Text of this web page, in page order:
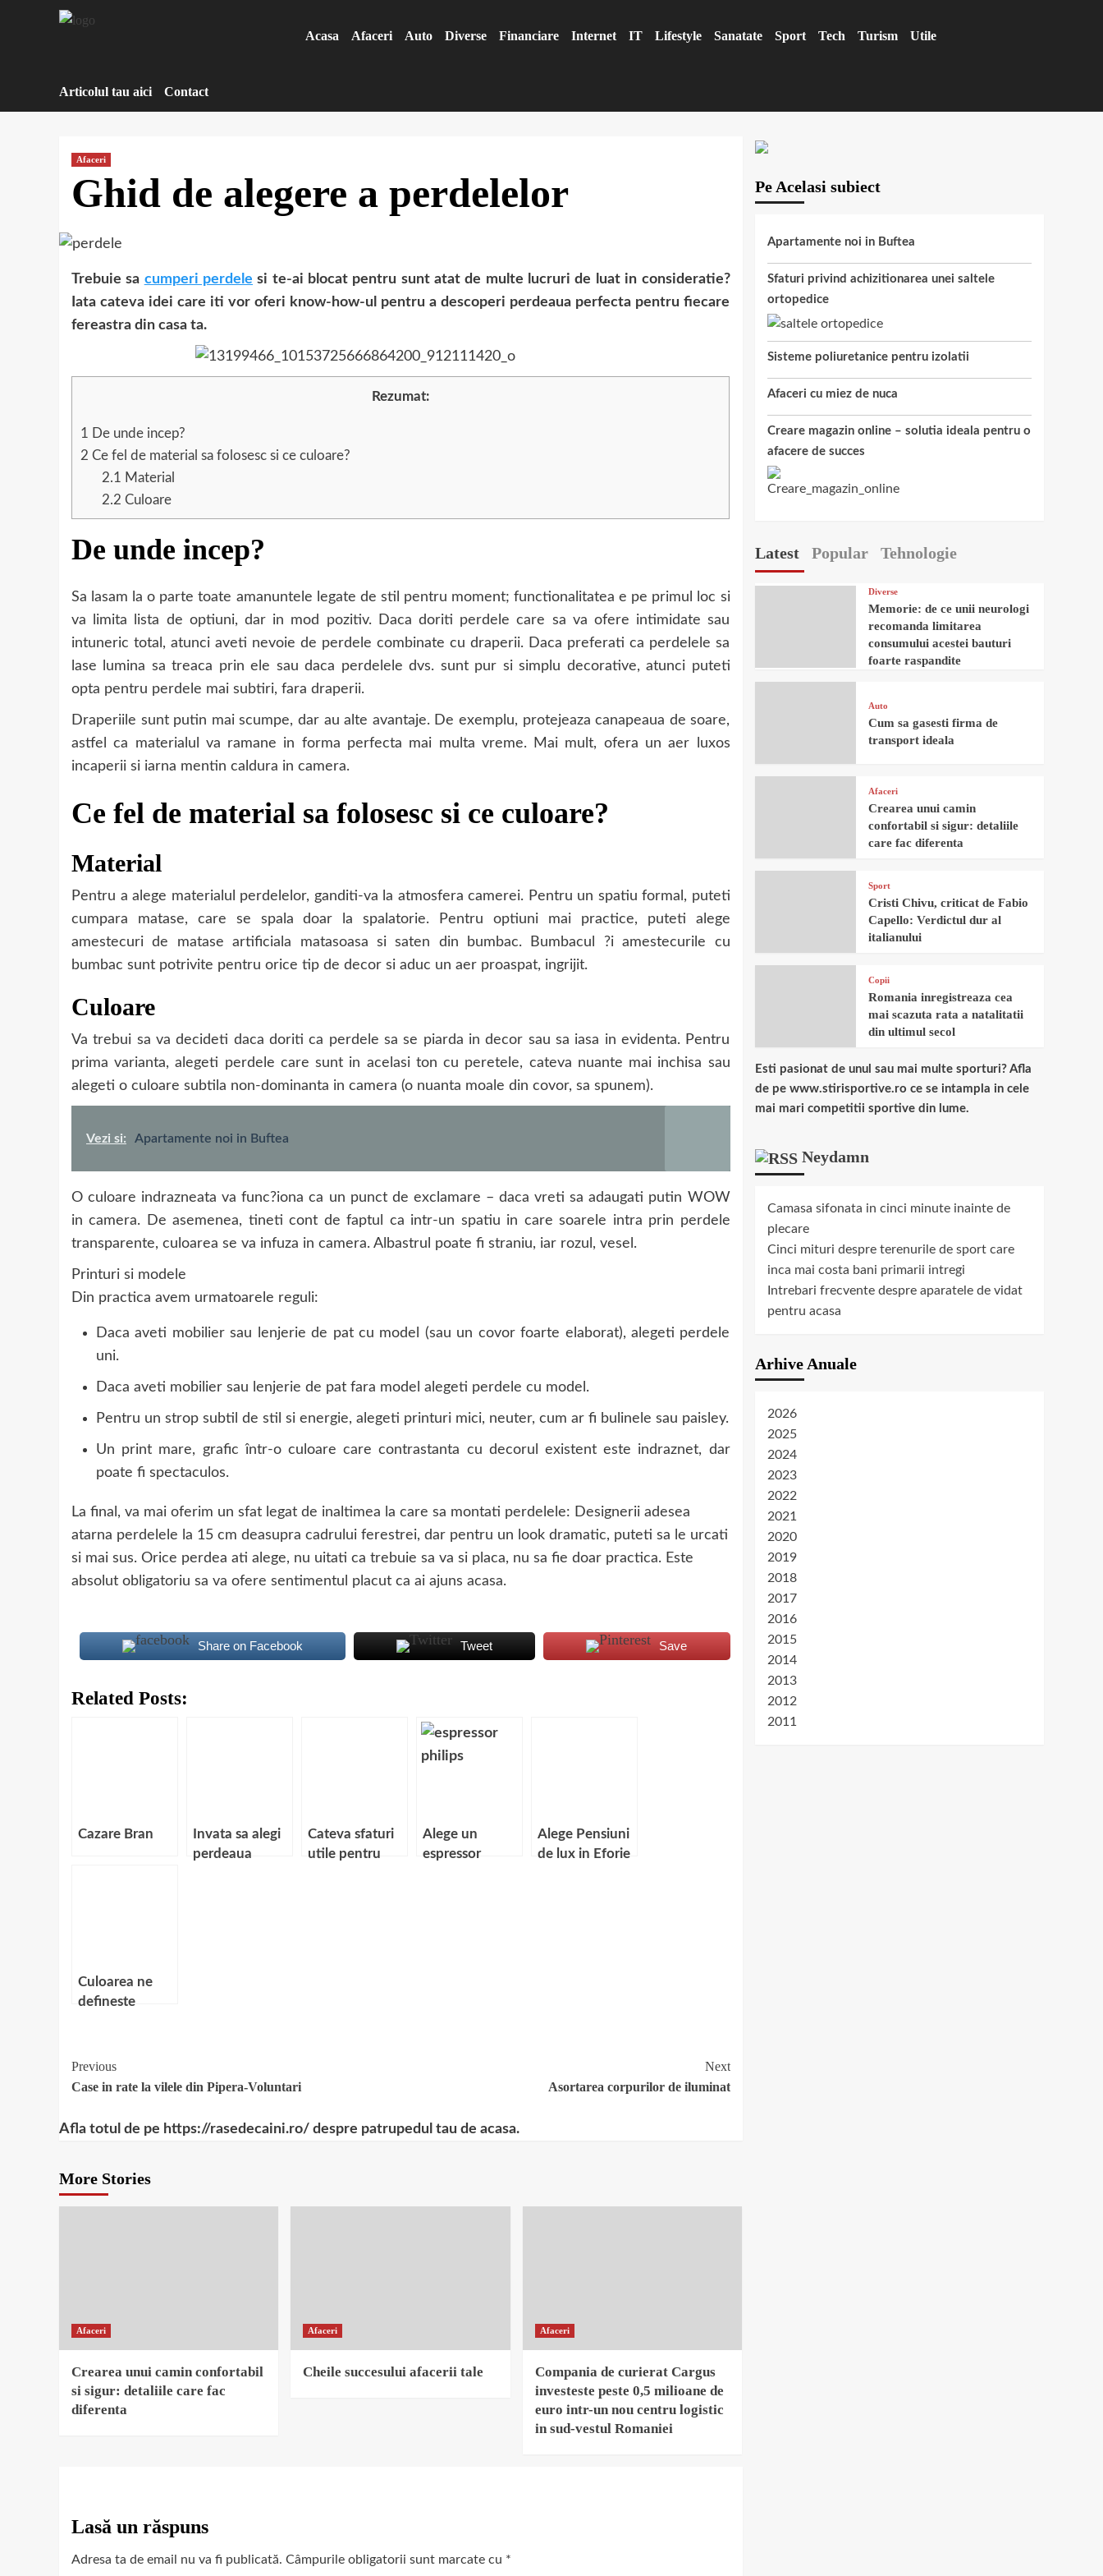
Acasa Afaceri Auto Diverse Financiare Internet IT Lifestyle Sanatate Sport Tech Turism Utile
Articolul tau aici Contact
Afaceri
Ghid de alegere a perdelelor
Trebuie sa cumperi perdele si te-ai blocat pentru sunt atat de multe lucruri de luat in consideratie?
Iata cateva idei care iti vor oferi know-how-ul pentru a descoperi perdeaua perfecta pentru fiecare
fereastra din casa ta.
Rezumat:
1 De unde incep?
2 Ce fel de material sa folosesc si ce culoare?
2.1 Material
2.2 Culoare
De unde incep?
Sa lasam la o parte toate amanuntele legate de stil pentru moment; functionalitatea e pe primul loc si
va limita lista de optiuni, dar in mod pozitiv. Daca doriti perdele care sa va ofere intimidate sau
intuneric total, atunci aveti nevoie de perdele combinate cu draperii. Daca preferati ca perdelele sa
lase lumina sa treaca prin ele sau daca perdelele dvs. sunt pur si simplu decorative, atunci puteti
opta pentru perdele mai subtiri, fara draperii.
Draperiile sunt putin mai scumpe, dar au alte avantaje. De exemplu, protejeaza canapeaua de soare,
astfel ca materialul va ramane in forma perfecta mai multa vreme. Mai mult, ofera un aer luxos
incaperii si iarna mentin caldura in camera.
Ce fel de material sa folosesc si ce culoare?
Material
Pentru a alege materialul perdelelor, ganditi-va la atmosfera camerei. Pentru un spatiu formal, puteti
cumpara matase, care se spala doar la spalatorie. Pentru optiuni mai practice, puteti alege
amestecuri de matase artificiala matasoasa si saten din bumbac. Bumbacul ?i amestecurile cu
bumbac sunt potrivite pentru orice tip de decor si aduc un aer proaspat, ingrijit.
Culoare
Va trebui sa va decideti daca doriti ca perdele sa se piarda in decor sau sa iasa in evidenta. Pentru
prima varianta, alegeti perdele care sunt in acelasi ton cu peretele, cateva nuante mai inchisa sau
alegeti o culoare subtila non-dominanta in camera (o nuanta moale din covor, sa spunem).
Vezi si: Apartamente noi in Buftea
O culoare indrazneata va func?iona ca un punct de exclamare – daca vreti sa adaugati putin WOW
in camera. De asemenea, tineti cont de faptul ca intr-un spatiu in care soarele intra prin perdele
transparente, culoarea se va infuza in camera. Albastrul poate fi straniu, iar rozul, vesel.
Printuri si modele
Din practica avem urmatoarele reguli:
Daca aveti mobilier sau lenjerie de pat cu model (sau un covor foarte elaborat), alegeti perdele
uni.
Daca aveti mobilier sau lenjerie de pat fara model alegeti perdele cu model.
Pentru un strop subtil de stil si energie, alegeti printuri mici, neuter, cum ar fi bulinele sau paisley.
Un print mare, grafic într-o culoare care contrastanta cu decorul existent este indraznet, dar
poate fi spectaculos.
La final, va mai oferim un sfat legat de inaltimea la care sa montati perdelele: Designerii adesea
atarna perdelele la 15 cm deasupra cadrului ferestrei, dar pentru un look dramatic, puteti sa le urcati
si mai sus. Orice perdea ati alege, nu uitati ca trebuie sa va si placa, nu sa fie doar practica. Este
absolut obligatoriu sa va ofere sentimentul placut ca ai ajuns acasa.
Share on Facebook Tweet Save
Related Posts:
Cazare Bran
Invata sa alegi
perdeaua
Cateva sfaturi
utile pentru
Alege un
espressor
Alege Pensiuni
de lux in Eforie
Culoarea ne
defineste
Continue
Reading
Previous
Case in rate la vilele din Pipera-Voluntari
Next
Asortarea corpurilor de iluminat
Afla totul de pe https://rasedecaini.ro/ despre patrupedul tau de acasa.
More Stories
Afaceri
Crearea unui camin confortabil
si sigur: detaliile care fac
diferenta
Afaceri
Cheile succesului afacerii tale
Afaceri
Compania de curierat Cargus
investeste peste 0,5 milioane de
euro intr-un nou centru logistic
in sud-vestul Romaniei
Lasă un răspuns
Adresa ta de email nu va fi publicată. Câmpurile obligatorii sunt marcate cu *
Pe Acelasi subiect
Apartamente noi in Buftea
Sfaturi privind achizitionarea unei saltele
ortopedice
Sisteme poliuretanice pentru izolatii
Afaceri cu miez de nuca
Creare magazin online – solutia ideala pentru o
afacere de succes
Latest Popular Tehnologie
Diverse
Memorie: de ce unii neurologi
recomanda limitarea
consumului acestei bauturi
foarte raspandite
Auto
Cum sa gasesti firma de
transport ideala
Afaceri
Crearea unui camin
confortabil si sigur: detaliile
care fac diferenta
Sport
Cristi Chivu, criticat de Fabio
Capello: Verdictul dur al
italianului
Copii
Romania inregistreaza cea
mai scazuta rata a natalitatii
din ultimul secol
Esti pasionat de unul sau mai multe sporturi? Afla
de pe www.stirisportive.ro ce se intampla in cele
mai mari competitii sportive din lume.
Neydamn
Camasa sifonata in cinci minute inainte de
plecare
Cinci mituri despre terenurile de sport care
inca mai costa bani primarii intregi
Intrebari frecvente despre aparatele de vidat
pentru acasa
Arhive Anuale
2026
2025
2024
2023
2022
2021
2020
2019
2018
2017
2016
2015
2014
2013
2012
2011